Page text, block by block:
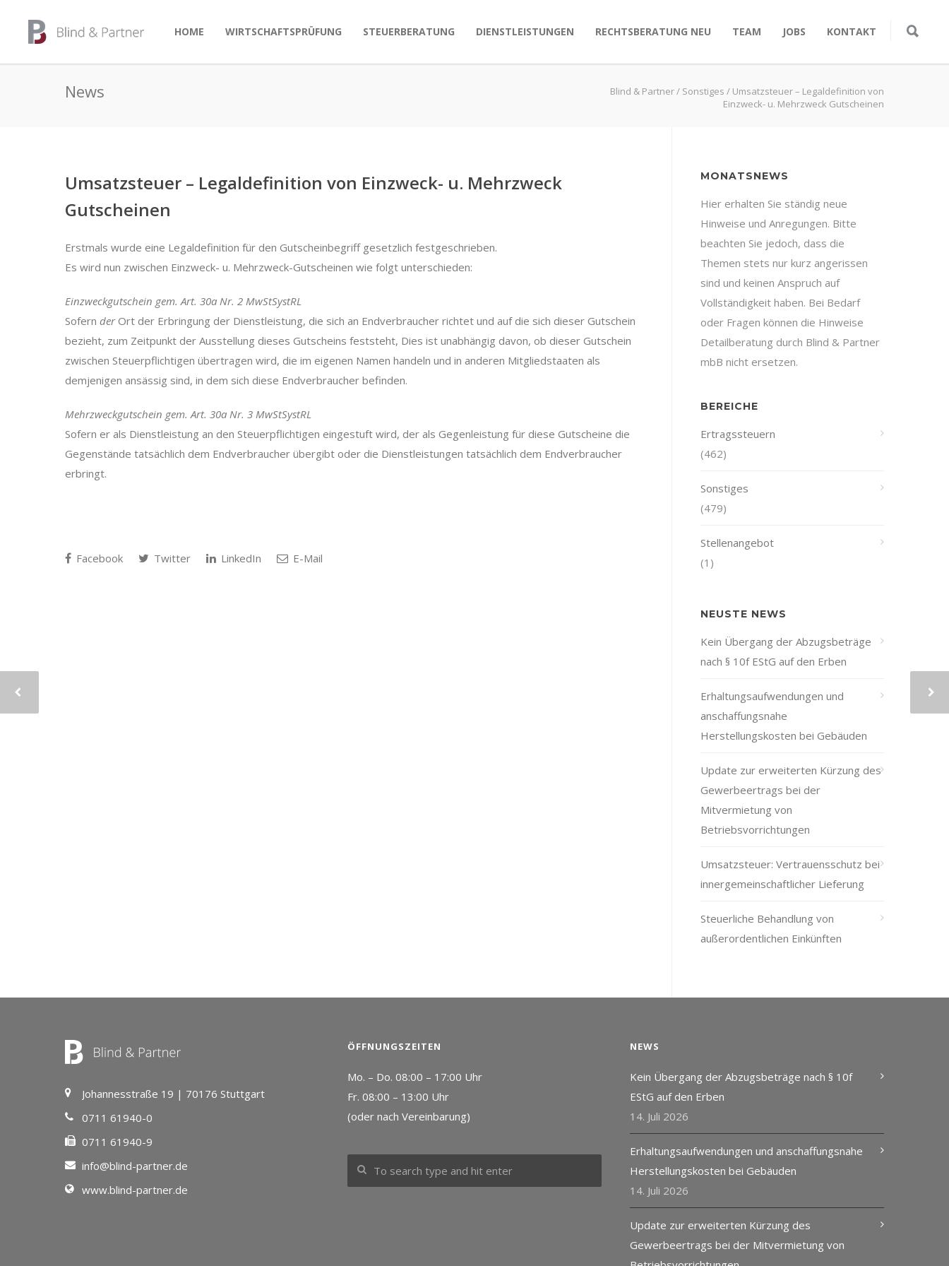
HOME WIRTSCHAFTSPRÜFUNG STEUERBERATUNG DIENSTLEISTUNGEN RECHTSBERATUNG NEU TEAM JOBS KONTAKT
News Blind & Partner/ Sonstiges / Umsatzsteuer – Legaldefinition von
Einzweck- u. Mehrzweck Gutscheinen
Umsatzsteuer – Legaldefinition von Einzweck- u. Mehrzweck
Gutscheinen
Erstmals wurde eine Legaldefinition für den Gutscheinbegriff gesetzlich festgeschrieben.
Es wird nun zwischen Einzweck- u. Mehrzweck-Gutscheinen wie folgt unterschieden:
Einzweckgutschein gem. Art. 30a Nr. 2 MwStSystRL
Sofern derOrt der Erbringung der Dienstleistung, die sich an Endverbraucher richtet und auf die sich dieser Gutschein
bezieht, zum Zeitpunkt der Ausstellung dieses Gutscheins feststeht, Dies ist unabhängig davon, ob dieser Gutschein
zwischen Steuerpflichtigen übertragen wird, die im eigenen Namen handeln und in anderen Mitgliedstaaten als
demjenigen ansässig sind, in dem sich diese Endverbraucher befinden.
Mehrzweckgutschein gem. Art. 30a Nr. 3 MwStSystRL
Sofern er als Dienstleistung an den Steuerpflichtigen eingestuft wird, der als Gegenleistung für diese Gutscheine die
Gegenstände tatsächlich dem Endverbraucher übergibt oder die Dienstleistungen tatsächlich dem Endverbraucher
erbringt.
Facebook Twitter LinkedIn E-Mail
MONATSNEWS
Hier erhalten Sie ständig neue
Hinweise und Anregungen. Bitte
beachten Sie jedoch, dass die
Themen stets nur kurz angerissen
sind und keinen Anspruch auf
Vollständigkeit haben. Bei Bedarf
oder Fragen können die Hinweise
Detailberatung durch Blind & Partner
mbB nicht ersetzen.
BEREICHE
Ertragssteuern
(462)
Sonstiges
(479)
Stellenangebot
(1)
NEUSTE NEWS
Kein Übergang der Abzugsbeträge
nach § 10f EStG auf den Erben
Erhaltungsaufwendungen und
anschaffungsnahe
Herstellungskosten bei Gebäuden
Update zur erweiterten Kürzung des
Gewerbeertrags bei der
Mitvermietung von
Betriebsvorrichtungen
Umsatzsteuer: Vertrauensschutz bei
innergemeinschaftlicher Lieferung
Steuerliche Behandlung von
außerordentlichen Einkünften
Johannesstraße 19 | 70176 Stuttgart
0711 61940-0
0711 61940-9
info@blind-partner.de
www.blind-partner.de
ÖFFNUNGSZEITEN
Mo. – Do. 08:00 – 17:00 Uhr
Fr. 08:00 – 13:00 Uhr
(oder nach Vereinbarung)
NEWS
Kein Übergang der Abzugsbeträge nach § 10f
EStG auf den Erben
14. Juli 2026
Erhaltungsaufwendungen und anschaffungsnahe
Herstellungskosten bei Gebäuden
14. Juli 2026
Update zur erweiterten Kürzung des
Gewerbeertrags bei der Mitvermietung von